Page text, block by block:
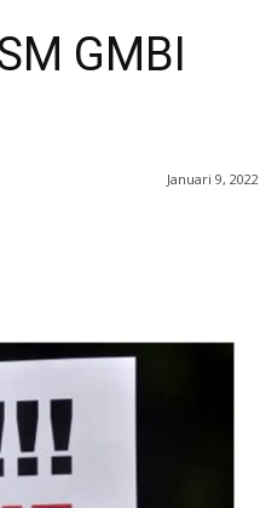
GMBI
Januari 9, 2022